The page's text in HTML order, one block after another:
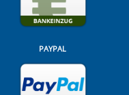
PAYPAL